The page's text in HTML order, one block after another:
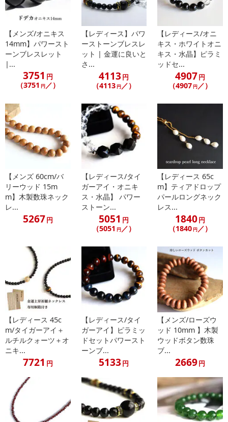
さい）
【メンズ/オニキス
14mm】パワースト
ーンブレスレット
|...
3751 円
（3751 円／）
【レディース】パワ
ーストーンブレスレ
ット | 金運に良いと
さ...
4113円
（4113 円 ／）
【レディース/オニ
キス・ホワイトオニ
キス・水晶】ピラミ
ッドセ...
4907円
（4907 円 ／）
【メンズ 60cm/バ
リーウッド 15m
m】木製数珠ネック
レ...
5267円
【レディース/タイ
ガーアイ・オニキ
ス・水晶】 パワー
ストーン...
5051 円
（5051 円／）
【レディース 65c
m】ティアドロップ
パールロングネック
レス...
1840円
（1840 円／）
【レディース 45c
m/タイガーアイ＋
ルチルクォーツ＋オ
ニキ...
7721 円
【レディース/タイ
ガーアイ】ピラミッ
ドセットパワースト
ーンブ...
5133円
【メンズ/ローズウ
ッド 10mm 】木製
ウッドボタン数珠
ブ...
2669円